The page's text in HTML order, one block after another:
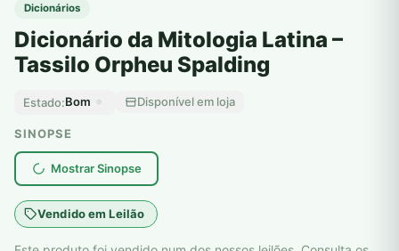
Dicionários
Dicionário da Mitologia Latina –
Tassilo Orpheu Spalding
Estado:Bom Disponível em loja
SINOPSE
Mostrar Sinopse
Vendido em Leilão